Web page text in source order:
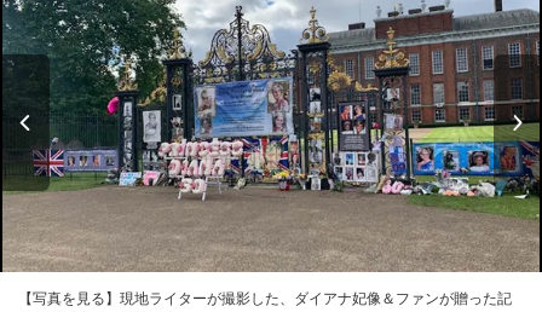
【写真を見る】現地ライターが撮影した、ダイアナ妃像＆ファンが贈った記